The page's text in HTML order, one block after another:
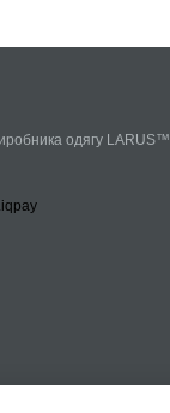
одягу LARUS™